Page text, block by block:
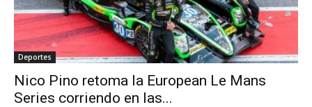
Deportes
Nico Pino retoma la European Le Mans
Series corriendo en las...